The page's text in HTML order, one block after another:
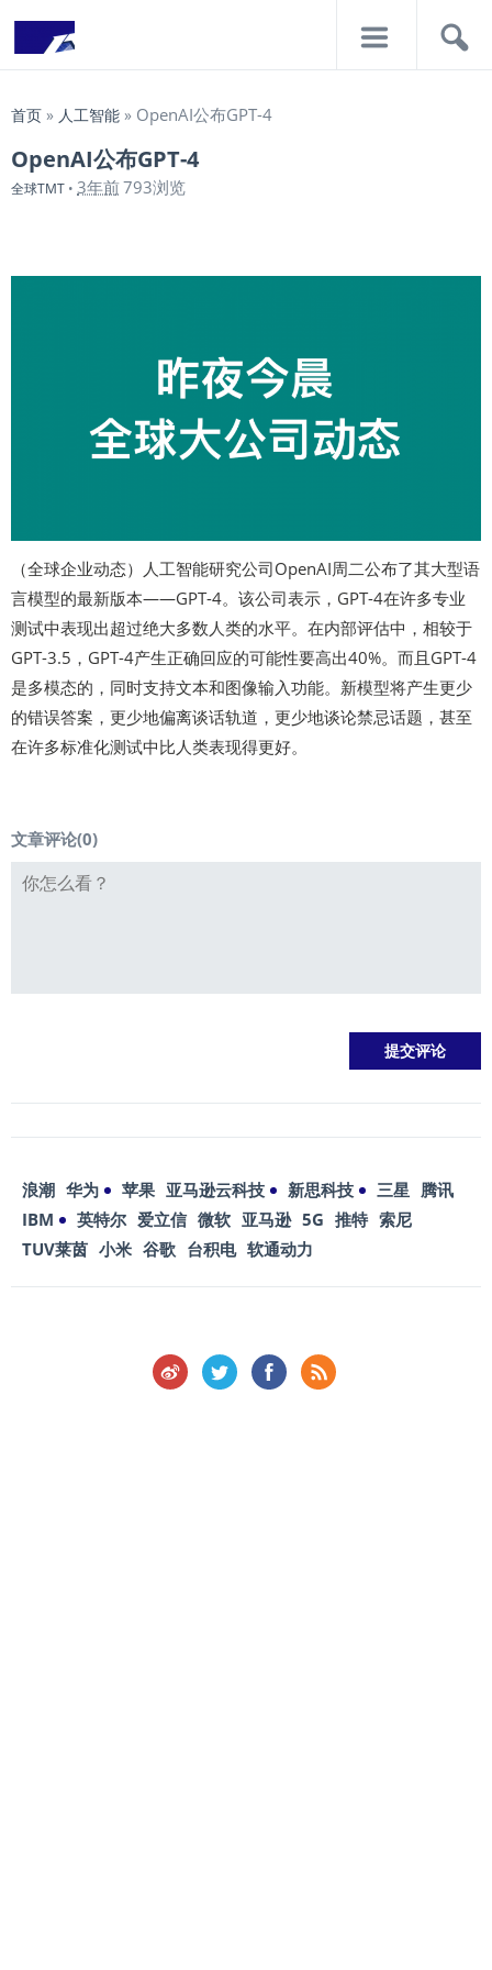
首页 » 人工智能 » OpenAI公布GPT-4
OpenAI公布GPT-4
全球TMT • 3年前793浏览
（全球企业动态）人工智能研究公司OpenAI周二公布了其大型语
言模型的最新版本——GPT-4。该公司表示，GPT-4在许多专业
测试中表现出超过绝大多数人类的水平。在内部评估中，相较于
GPT-3.5，GPT-4产生正确回应的可能性要高出40%。而且GPT-4
是多模态的，同时支持文本和图像输入功能。新模型将产生更少
的错误答案，更少地偏离谈话轨道，更少地谈论禁忌话题，甚至
在许多标准化测试中比人类表现得更好。
文章评论(0)
浪潮 华为 苹果 亚马逊云科技 新思科技 三星 腾讯
IBM
英特尔 爱立信 微软 亚马逊 5G 推特 索尼
TUV莱茵 小米 谷歌 台积电 软通动力